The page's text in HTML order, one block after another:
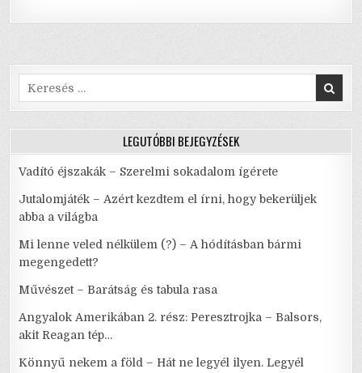
Search
for:
LEGUTÓBBI BEJEGYZÉSEK
Vadító éjszakák – Szerelmi sokadalom ígérete
Jutalomjáték – Azért kezdtem el írni, hogy bekerüljek
abba a világba
Mi lenne veled nélkülem (?) – A hódításban bármi
megengedett?
Művészet – Barátság és tabula rasa
Angyalok Amerikában 2. rész: Peresztrojka – Balsors,
akit Reagan tép…
Könnyű nekem a föld – Hát ne legyél ilyen. Legyél